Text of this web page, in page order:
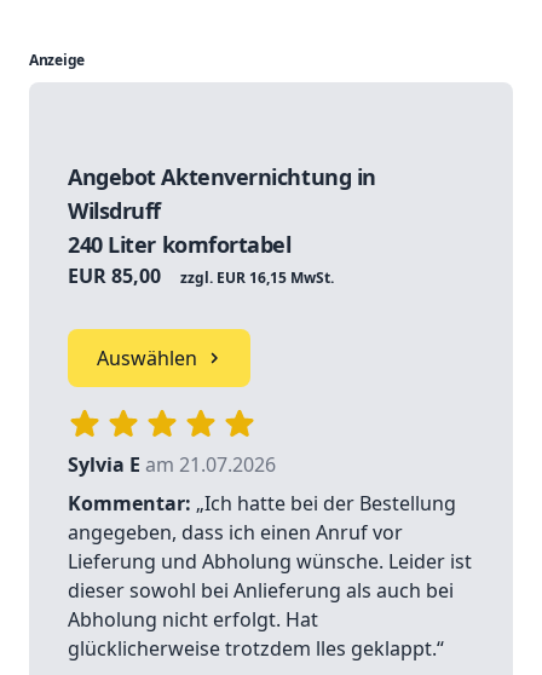
Anzeige
Angebot Aktenvernichtung in
Wilsdruff
240 Liter komfortabel
EUR 85,00 zzgl. EUR 16,15 MwSt.
Auswählen
Sylvia E am 21.07.2026
Kommentar: „Ich hatte bei der Bestellung
angegeben, dass ich einen Anruf vor
Lieferung und Abholung wünsche. Leider ist
dieser sowohl bei Anlieferung als auch bei
Abholung nicht erfolgt. Hat
glücklicherweise trotzdem lles geklappt.“